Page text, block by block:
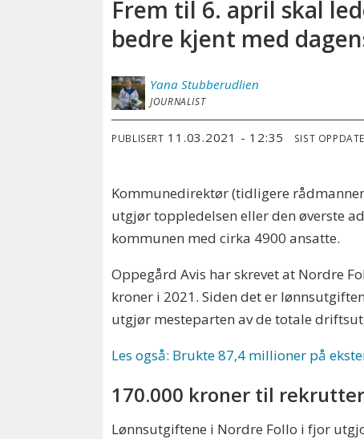
Frem til 6. april skal
bedre kjent med
Yana Stubberudlien
JOURNALIST
PUBLISERT 11.03.2021 - 12:35 SIST
Kommunedirektør (tidligere
utgjør toppledelsen eller den øverste
kommunen med cirka 4900 ansatte.
Oppegård Avis har skrevet at Nordre
kroner i 2021. Siden det er
utgjør mesteparten av de totale
Les også: Brukte 87,4 millioner på
170.000 kroner til
Lønnsutgiftene i Nordre Follo i fjor